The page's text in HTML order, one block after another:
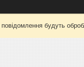
будуть